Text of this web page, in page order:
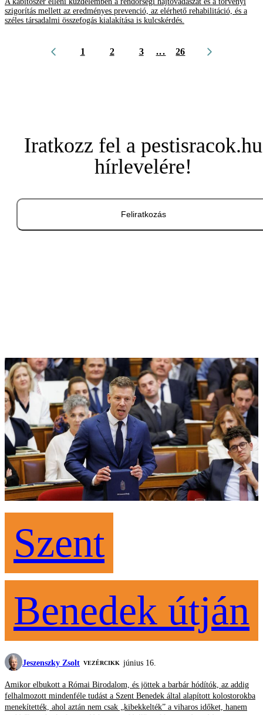
szigorítás mellett az eredményes prevenció, az elérhető rehabilitáció, és a
széles társadalmi összefogás kialakítása is kulcskérdés.
1 2 3 ... 26
Iratkozz fel a pestisracok.hu
hírlevelére!
Feliratkozás
Szent
Benedek útján
Jeszenszky Zsolt VEZÉRCIKK június 16.
Amikor elbukott a Római Birodalom, és jöttek a barbár hódítók, az addig
felhalmozott mindenféle tudást a Szent Benedek által alapított kolostorokba
menekítették, ahol aztán nem csak „kibekkelték” a viharos időket, hanem